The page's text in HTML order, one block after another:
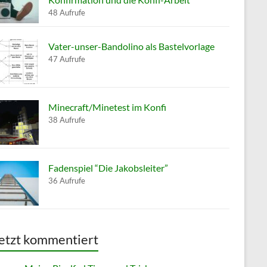
48 Aufrufe
Vater-unser-Bandolino als Bastelvorlage
47 Aufrufe
Minecraft/Minetest im Konfi
38 Aufrufe
Fadenspiel “Die Jakobsleiter”
36 Aufrufe
kommentiert